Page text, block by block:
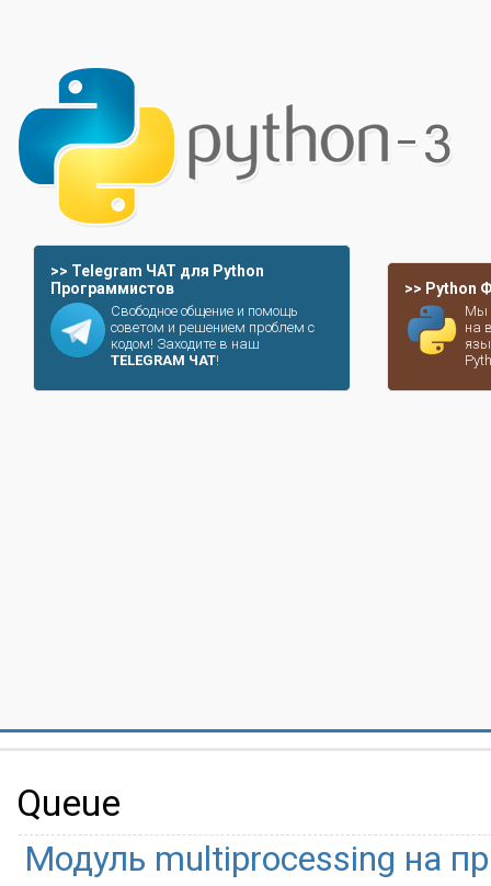
>> Telegram ЧАТ для Python
Программистов
Свободное общение и помощь
советом и решением проблем с
кодом! Заходите в наш
TELEGRAM ЧАТ!
>> Python
Мы
на
Queue
Модуль multiprocessing на